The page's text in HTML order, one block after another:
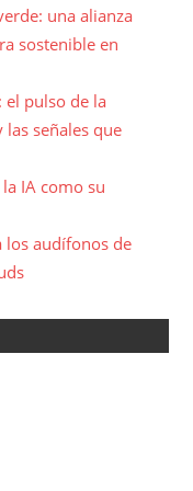
una alianza
sostenible en
el pulso de la
señales que
IA como su
los audífonos de